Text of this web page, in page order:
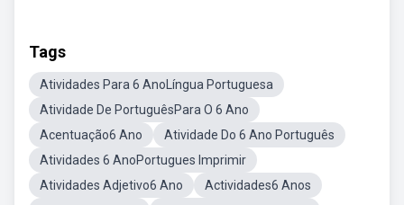
Tags
Atividades Para 6 AnoLíngua Portuguesa
Atividade De PortuguêsPara O 6 Ano
Acentuação6 Ano
Atividade Do 6 Ano Português
Atividades 6 AnoPortugues Imprimir
Atividades Adjetivo6 Ano
Actividades6 Anos